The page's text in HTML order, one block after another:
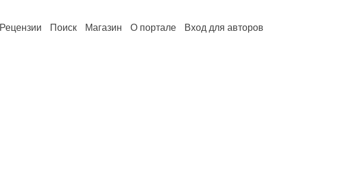
Рецензии Поиск Магазин О портале Вход для авторов